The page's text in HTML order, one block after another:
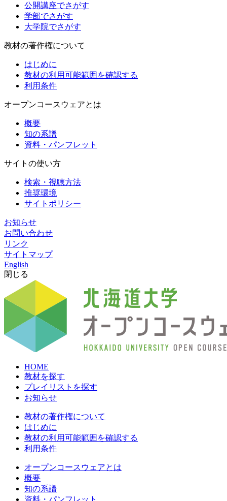
公開講座でさがす
学部でさがす
大学院でさがす
教材の著作権について
はじめに
教材の利用可能範囲を確認する
利用条件
オープンコースウェアとは
概要
知の系譜
資料・パンフレット
サイトの使い方
検索・視聴方法
推奨環境
サイトポリシー
お知らせ
お問い合わせ
リンク
サイトマップ
English
閉じる
HOME
教材を探す
プレイリストを探す
お知らせ
教材の著作権について
はじめに
教材の利用可能範囲を確認する
利用条件
オープンコースウェアとは
概要
知の系譜